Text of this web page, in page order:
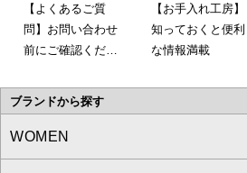
【よくあるご質
問】お問い合わせ
前にご確認くださ
【お手入れ工房】
知っておくと便利
な情報満載
ブランドから探す
WOMEN